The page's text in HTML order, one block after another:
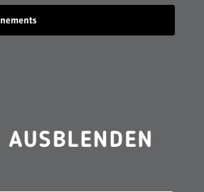
AUSBLENDEN